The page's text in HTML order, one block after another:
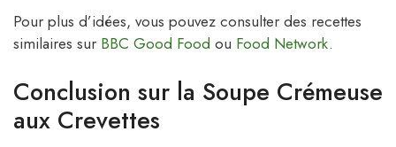
Pour plus d’idées, vous pouvez consulter des recettes
similaires sur BBC Good Food ou Food Network.
Conclusion sur la Soupe Crémeuse
aux Crevettes